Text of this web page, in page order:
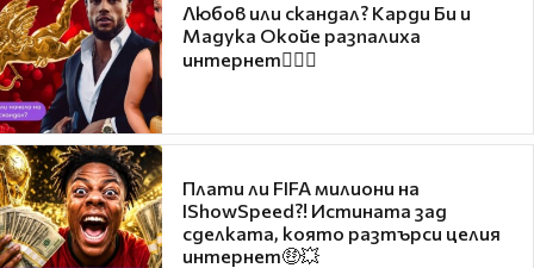
Любов или скандал? Карди Би и
Мадука Окойе разпалиха
интернет❤️‍🔥🔥
Плати ли FIFA милиони на
IShowSpeed?! Истината зад
сделката, която разтърси целия
интернет🤑💥